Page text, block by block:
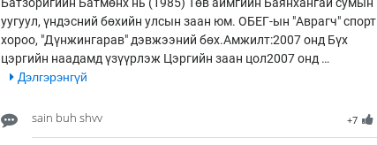
уугуул, үндэсний бөхийн улсын заан юм. ОБЕГ-ын "Аврагч" спорт
хороо, "Дүнжингарав" дэвжээний бөх.Амжилт:2007 онд Бүх
цэргийн наадамд үзүүрлэж Цэргийн заан цол2007 онд …
Дэлгэрэнгүй
+7
sain buh shvv